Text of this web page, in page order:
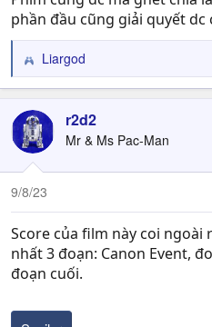
phần đầu cũng giải quyết dc
R
e
c
t
i
o
n
s
Liargod
r2d2
Mr & Ms Pac-Man
9/8/23
Score của film này coi ngoài
nhất 3 đoạn: Canon Event,
đoạn cuối.